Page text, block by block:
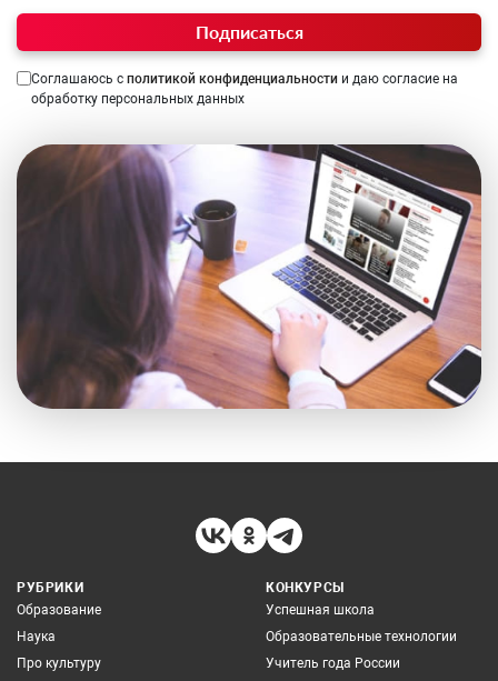
Подписаться
Соглашаюсь с политикой конфиденциальности и даю согласие на
обработку персональных данных
РУБРИКИ
Образование
Наука
Про культуру
КОНКУРСЫ
Успешная школа
Образовательные технологии
Учитель года России